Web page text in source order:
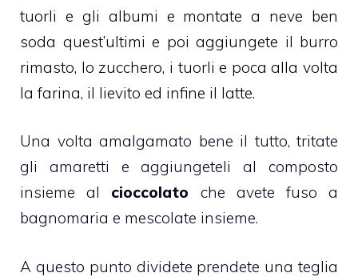
tuorli e gli albumi e montate a neve ben
soda quest’ultimi e poi aggiungete il burro
rimasto, lo zucchero, i tuorli e poca alla volta
la farina, il lievito ed infine il latte.
Una volta amalgamato bene il tutto, tritate
gli amaretti e aggiungeteli al composto
insieme al cioccolato che avete fuso a
bagnomaria e mescolate insieme.
A questo punto dividete prendete una teglia